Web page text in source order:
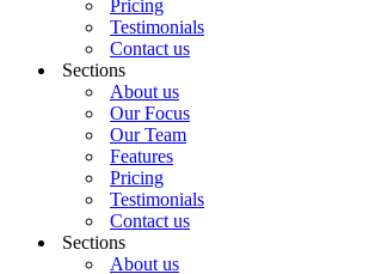
Pricing
Testimonials
Contact us
Sections
About us
Our Focus
Our Team
Features
Pricing
Testimonials
Contact us
Sections
About us